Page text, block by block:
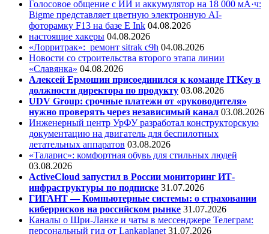
Голосовое общение с ИИ и аккумулятор на 18 000 мА·ч:
Bigme представляет цветную электронную AI-
фоторамку F13 на базе E Ink 04.08.2026
настоящие хакеры 04.08.2026
«Лорритрак»: ремонт sitrak c9h 04.08.2026
Новости со строительства второго этапа линии
«Славянка» 04.08.2026
Алексей Ермошин присоединился к команде ITKey в
должности директора по продукту 03.08.2026
UDV Group: срочные платежи от «руководителя»
нужно проверять через независимый канал 03.08.2026
Инженерный центр УрФУ разработал конструкторскую
документацию на двигатель для беспилотных
летательных аппаратов 03.08.2026
«Таларис»: комфортная обувь для стильных людей
03.08.2026
ActiveCloud запустил в России мониторинг ИТ-
инфраструктуры по подписке 31.07.2026
ГИГАНТ — Компьютерные системы: о страховании
киберрисков на российском рынке 31.07.2026
Каналы о Шри-Ланке и чаты в мессенджере Телеграм:
персональный гид от Lankaplanet 31.07.2026